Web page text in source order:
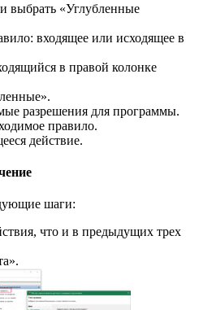
выбрать «Углубленные
входящее или исходящее в
в правой колонке
разрешения для программы.
правило.
действие.
шаги:
что и в предыдущих трех